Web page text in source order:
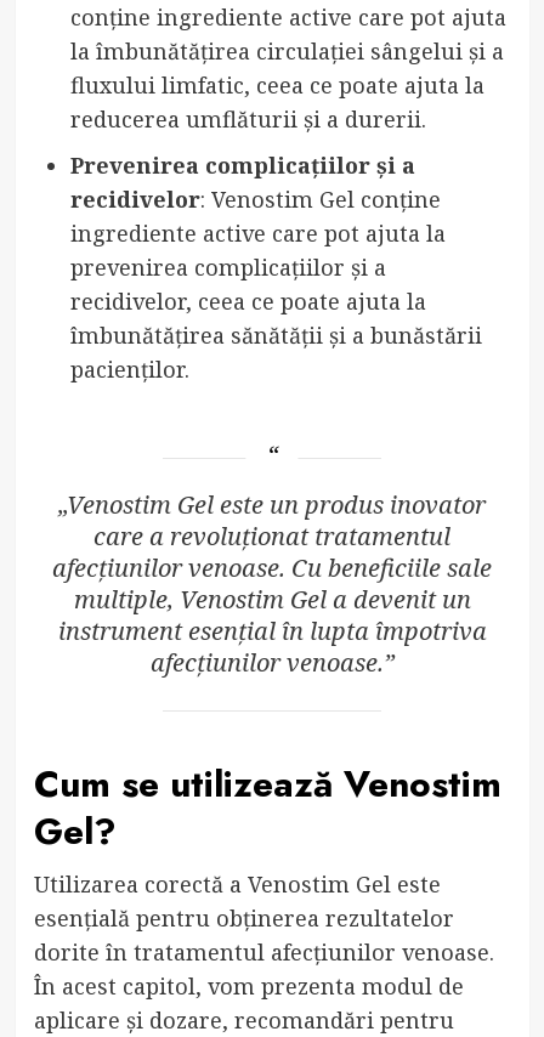
conține ingrediente active care pot ajuta
la îmbunătățirea circulației sângelui și a
fluxului limfatic, ceea ce poate ajuta la
reducerea umflăturii și a durerii.
Prevenirea complicațiilor și a
recidivelor: Venostim Gel conține
ingrediente active care pot ajuta la
prevenirea complicațiilor și a
recidivelor, ceea ce poate ajuta la
îmbunătățirea sănătății și a bunăstării
pacienților.
„Venostim Gel este un produs inovator
care a revoluționat tratamentul
afecțiunilor venoase. Cu beneficiile sale
multiple, Venostim Gel a devenit un
instrument esențial în lupta împotriva
afecțiunilor venoase.”
Cum se utilizează Venostim
Gel?
Utilizarea corectă a Venostim Gel este
esențială pentru obținerea rezultatelor
dorite în tratamentul afecțiunilor venoase.
În acest capitol, vom prezenta modul de
aplicare și dozare, recomandări pentru